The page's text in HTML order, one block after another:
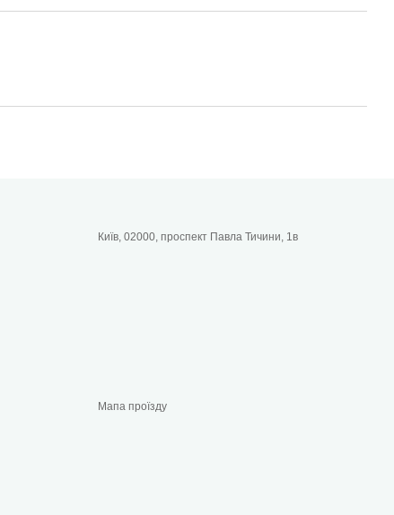
Київ, 02000, проспект Павла Тичини, 1в
Мапа проїзду